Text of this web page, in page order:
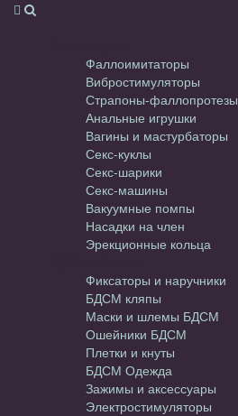
Фаллоимитаторы
Вибростимуляторы
Страпоны-фаллопротезы
Анальные игрушки
Вагины и мастурбаторы
Секс-куклы
Секс-шарики
Секс-машины
Вакуумные помпы
Насадки на член
Эрекционные кольца
Фиксаторы и наручники
БДСМ кляпы
Маски и шлемы БДСМ
Ошейники БДСМ
Плетки и кнуты
БДСМ Одежда
Зажимы и аксессуары
Электростимуляторы